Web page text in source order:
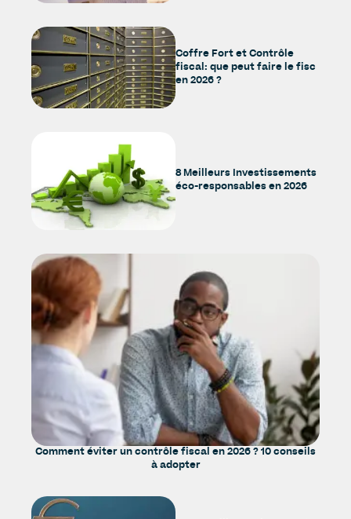
Coffre Fort et Contrôle
fiscal: que peut faire le fisc
en 2026 ?
8 Meilleurs Investissements
éco-responsables en 2026
Comment éviter un contrôle fiscal en 2026 ? 10 conseils
à adopter